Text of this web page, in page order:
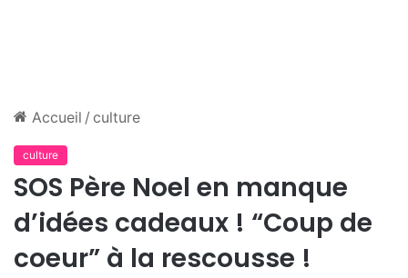
Accueil / culture
culture
SOS Père Noel en manque
d’idées cadeaux ! “Coup de
coeur” à la rescousse !